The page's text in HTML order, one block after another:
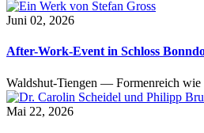
Juni 02, 2026
After-Work-Event in Schloss
Waldshut-Tiengen — Formenreich
Mai 22, 2026